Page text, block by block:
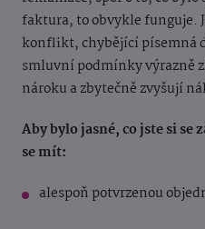
faktura, to obvykle funguje.
konflikt, chybějící písemná
smluvní podmínky výrazně
nároku a zbytečně zvyšují
Aby bylo jasné, co jste si
se mít:
alespoň potvrzenou